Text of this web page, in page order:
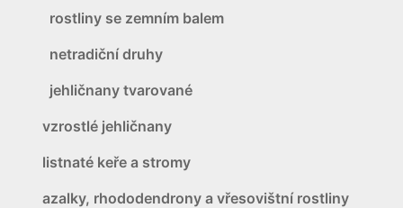
rostliny se zemním balem
netradiční druhy
jehličnany tvarované
vzrostlé jehličnany
listnaté keře a stromy
azalky, rhododendrony a vřesovištní rostliny